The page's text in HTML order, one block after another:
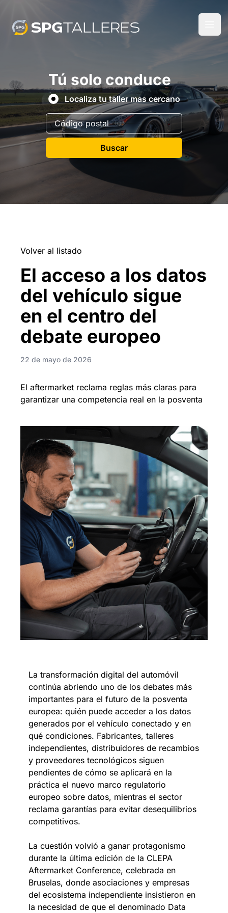
Tú solo conduce
Localiza tu taller mas cercano
Buscar
Volver al listado
El acceso a los datos
del vehículo sigue
en el centro del
debate europeo
22 de mayo de 2026
El aftermarket reclama reglas más claras para
garantizar una competencia real en la posventa
La transformación digital del automóvil
continúa abriendo uno de los debates más
importantes para el futuro de la posventa
europea: quién puede acceder a los datos
generados por el vehículo conectado y en
qué condiciones. Fabricantes, talleres
independientes, distribuidores de recambios
y proveedores tecnológicos siguen
pendientes de cómo se aplicará en la
práctica el nuevo marco regulatorio
europeo sobre datos, mientras el sector
reclama garantías para evitar desequilibrios
competitivos.
La cuestión volvió a ganar protagonismo
durante la última edición de la CLEPA
Aftermarket Conference, celebrada en
Bruselas, donde asociaciones y empresas
del ecosistema independiente insistieron en
la necesidad de que el denominado Data